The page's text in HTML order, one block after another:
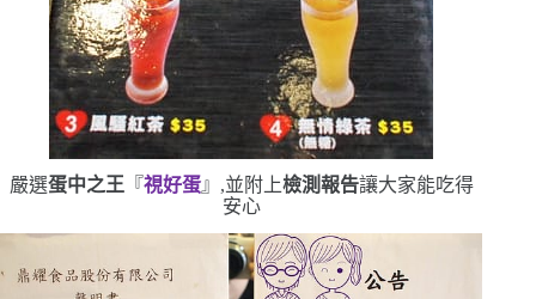
嚴選蛋中之王 『視好蛋』,並附上檢測報告讓大家能吃得
安心